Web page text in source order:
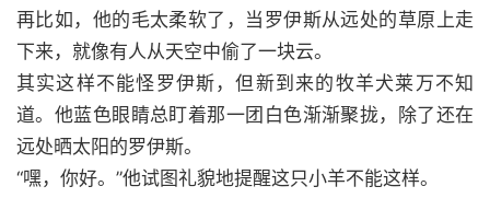
再比如，他的毛太柔软了，当罗伊斯从远处的草原上走
下来，就像有人从天空中偷了一块云。
其实这样不能怪罗伊斯，但新到来的牧羊犬莱万不知
道。他蓝色眼睛总盯着那一团白色渐渐聚拢，除了还在
远处晒太阳的罗伊斯。
“嘿，你好。”他试图礼貌地提醒这只小羊不能这样。